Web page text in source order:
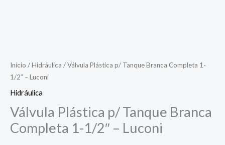
Início /Hidráulica / Válvula Plástica p/ Tanque Branca Completa 1-
1/2″ – Luconi
Hidráulica
Válvula Plástica p/ Tanque Branca
Completa 1-1/2″ – Luconi